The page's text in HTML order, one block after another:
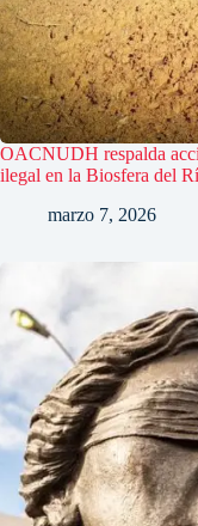
OACNUDH respalda
ilegal en la Biosfera del
marzo 7, 2026